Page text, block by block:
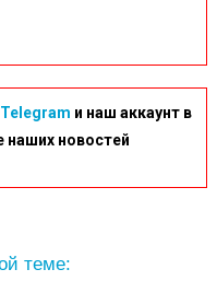
Telegram и наш аккаунт в
наших новостей
теме: